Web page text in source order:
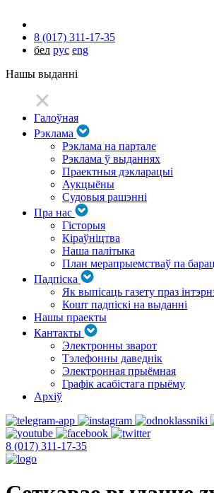
8 (017) 311-17-35
бел рус eng
Нашы выданні
Галоўная
Рэклама
Рэклама на партале
Рэклама ў выданнях
Праектныя дэкларацыі
Аукцыёны
Судовыя рашэнні
Пра нас
Гісторыя
Кіраўніцтва
Наша палітыка
План мерапрыемстваў па
Падпіска
Як выпісаць газету праз
Кошт падпіскі на выданні
Нашы праекты
Кантакты
Электронны зварот
Тэлефонны даведнік
Электронная прыёмная
Графік асабістага прыёму
Архіў
8 (017) 311-17-35